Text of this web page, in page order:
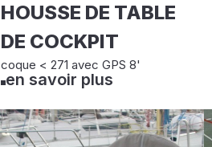
HOUSSE DE TABLE
DE COCKPIT
coque < 271 avec GPS 8'
en savoir plus